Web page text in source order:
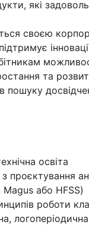
які
своєю
та
пошуку
освіта
проєктування
або HFSS)
роботи